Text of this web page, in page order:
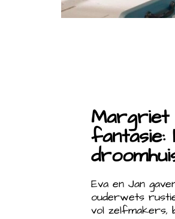
Margriet
Eva en Jan
ouderwets
vol zelfmakers,